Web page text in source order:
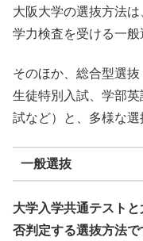
大阪大学の選抜方法
学力検査を受ける一般
そのほか、総合型選
生徒特別入試、学部
試など）と、多様な選
一般選抜
大学入学共通テスト
否判定する選抜方法で